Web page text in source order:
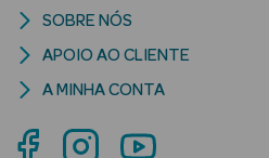
Lábios
Solares Bebé e
Criança
SOBRE NÓS
APOIO AO CLIENTE
A MINHA CONTA